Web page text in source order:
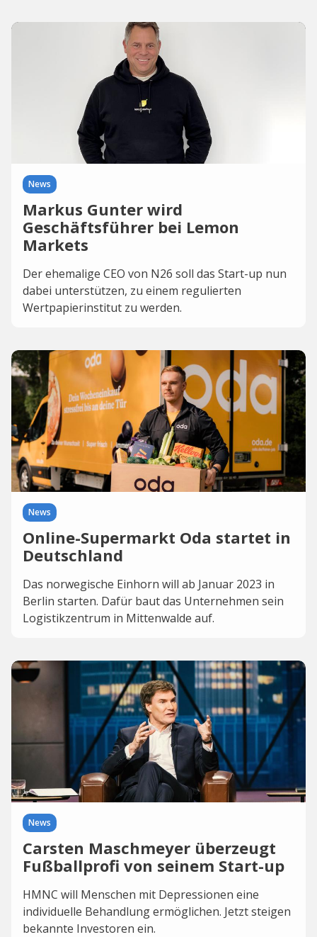
News
Markus Gunter wird
Geschäftsführer bei Lemon
Markets
Der ehemalige CEO von N26 soll das Start-up nun
dabei unterstützen, zu einem regulierten
Wertpapierinstitut zu werden.
News
Online-Supermarkt Oda startet in
Deutschland
Das norwegische Einhorn will ab Januar 2023 in
Berlin starten. Dafür baut das Unternehmen sein
Logistikzentrum in Mittenwalde auf.
News
Carsten Maschmeyer überzeugt
Fußballprofi von seinem Start-up
HMNC will Menschen mit Depressionen eine
individuelle Behandlung ermöglichen. Jetzt steigen
bekannte Investoren ein.